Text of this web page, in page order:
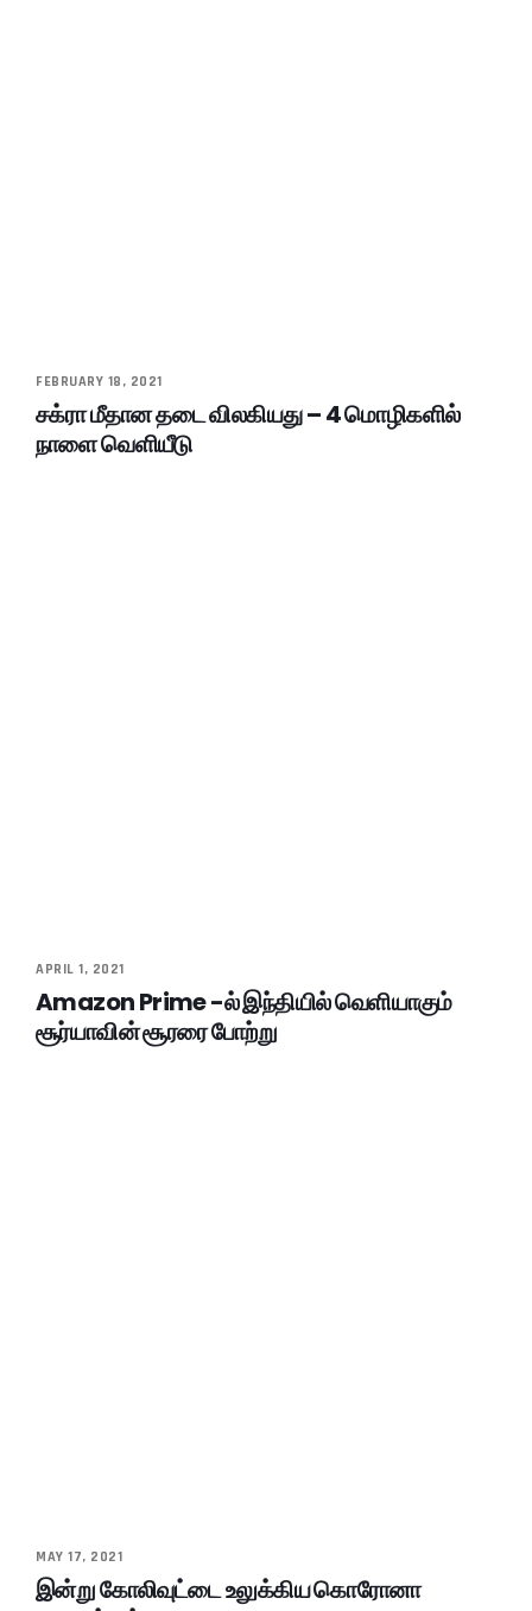
FEBRUARY 18, 2021
சக்ரா மீதான தடை விலகியது – 4 மொழிகளில்
நாளை வெளியீடு
APRIL 1, 2021
Amazon Prime -ல் இந்தியில் வெளியாகும்
சூர்யாவின் சூரரை போற்று
MAY 17, 2021
இன்று கோலிவுட்டை உலுக்கிய கொரோனா